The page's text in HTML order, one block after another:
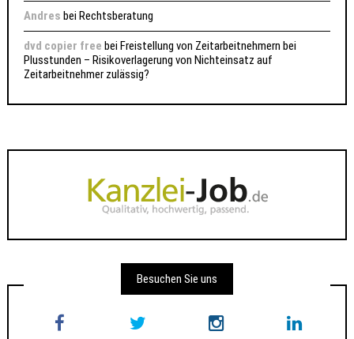
Andres beiRechtsberatung
dvd copier free beiFreistellung von Zeitarbeitnehmern bei
Plusstunden – Risikoverlagerung von Nichteinsatz auf
Zeitarbeitnehmer zulässig?
Besuchen Sie uns